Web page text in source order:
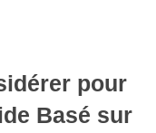
pour
Basé sur